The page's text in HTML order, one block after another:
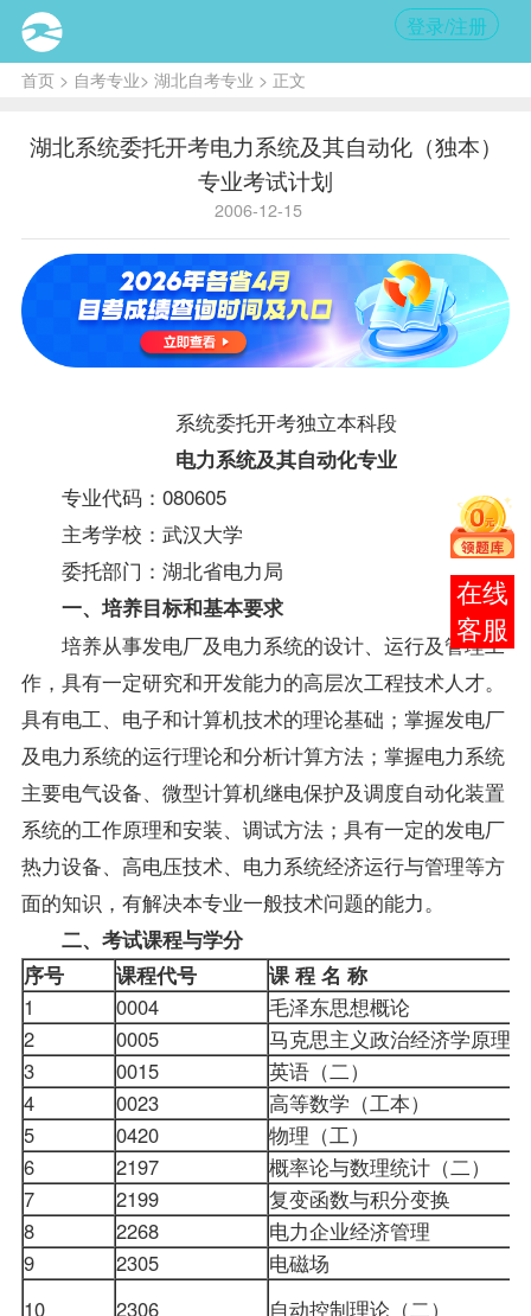
登录/注册
首页> 自考专业> 湖北自考专业 > 正文
湖北系统委托开考电力系统及其自动化（独本）
专业考试计划
2006-12-15
系统委托开考独立本科段
电力系统及其自动化专业
专业代码：080605
主考学校：武汉大学
委托部门：湖北省电力局
一、培养目标和基本要求
培养从事发电厂及电力系统的设计、运行及管理工
作，具有一定研究和开发能力的高层次工程技术人才。
具有电工、电子和计算机技术的理论基础；掌握发电厂
及电力系统的运行理论和分析计算方法；掌握电力系统
主要电气设备、微型计算机继电保护及调度自动化装置
系统的工作原理和安装、调试方法；具有一定的发电厂
热力设备、高电压技术、电力系统经济运行与管理等方
面的知识，有解决本专业一般技术问题的能力。
二、考试课程与学分
序号
课程代号
课 程 名 称
1
0004
毛泽东思想概论
2
0005
马克思主义政治经济学原理
3
0015
英语（二）
4
0023
高等数学（工本）
5
0420
物理（工）
6
2197
概率论与数理统计（二）
7
2199
复变函数与积分变换
8
2268
电力企业经济管理
9
2305
电磁场
10
2306
自动控制理论（二）
报考
咨询